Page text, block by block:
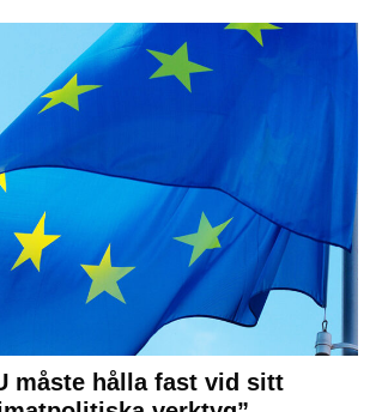
måste hålla fast vid sitt